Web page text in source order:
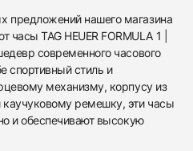
предложений нашего магазина
TAG HEUER FORMULA 1 |
современного часового
спортивный стиль и
механизму, корпусу из
ремешку, эти часы
и обеспечивают высокую